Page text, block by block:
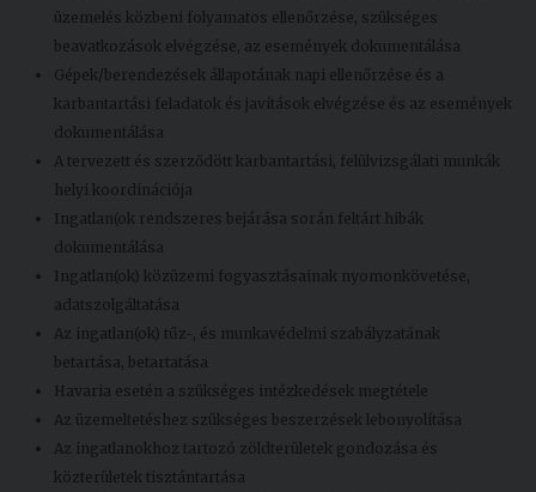
üzemelés közbeni folyamatos ellenőrzése, szükséges
beavatkozások elvégzése, az események dokumentálása
Gépek/berendezések állapotának napi ellenőrzése és a
karbantartási feladatok és javítások elvégzése és az események
dokumentálása
A tervezett és szerződött karbantartási, felülvizsgálati munkák
helyi koordinációja
Ingatlan(ok rendszeres bejárása során feltárt hibák
dokumentálása
Ingatlan(ok) közüzemi fogyasztásainak nyomonkövetése,
adatszolgáltatása
Az ingatlan(ok) tűz-, és munkavédelmi szabályzatának
betartása, betartatása
Havaria esetén a szükséges intézkedések megtétele
Az üzemeltetéshez szükséges beszerzések lebonyolítása
Az ingatlanokhoz tartozó zöldterületek gondozása és
közterületek tisztántartása